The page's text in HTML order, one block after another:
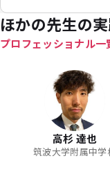
ほかの先生の
プロフェッショナル一
高杉 達也
筑波大学附属中学